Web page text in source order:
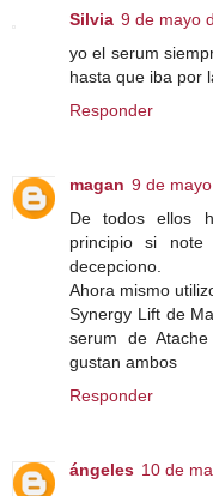
Silvia 9 de mayo
yo el serum
hasta que iba por
Responder
magan 9 de
De todos ellos
principio si
decepciono.
Ahora mismo
Synergy Lift de
serum de
gustan ambos
Responder
ángeles 10 de